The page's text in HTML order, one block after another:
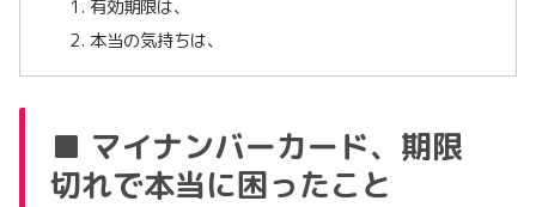
有効期限は、
本当の気持ちは、
■ マイナンバーカード、期限
切れで本当に困ったこと